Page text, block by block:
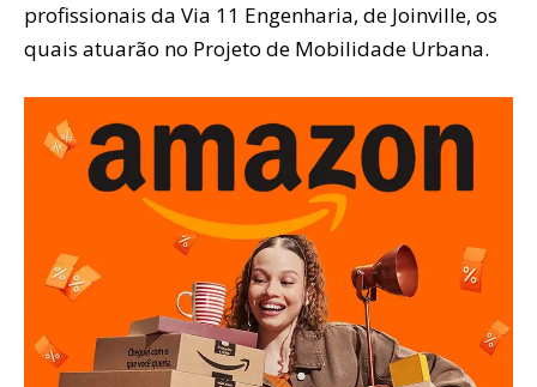
profissionais da Via 11 Engenharia, de Joinville, os
quais atuarão no Projeto de Mobilidade Urbana.